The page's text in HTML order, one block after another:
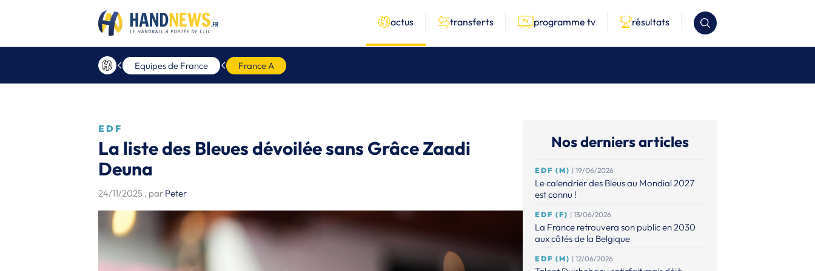
actus transferts programme tv résultats
Equipes de France France A
EDF
La liste des Bleues dévoilée sans Grâce Zaadi
Deuna
24/11/2025 , par Peter
Nos derniers articles
EDF (M) | 19/06/2026
Le calendrier des Bleus au Mondial 2027
est connu !
EDF (F) | 13/06/2026
La France retrouvera son public en 2030
aux côtés de la Belgique
EDF (M) | 12/06/2026